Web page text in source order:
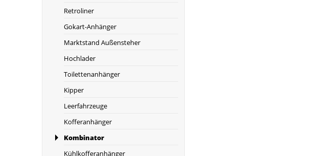
Retroliner
Gokart-Anhänger
Marktstand Außensteher
Hochlader
Toilettenanhänger
Kipper
Leerfahrzeuge
Kofferanhänger
Kombinator
Kühlkofferanhänger